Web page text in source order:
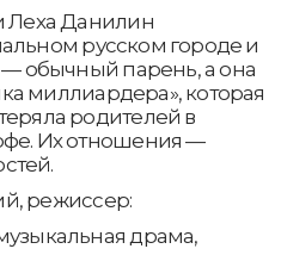
Леха Данилин
русском городе и
обычный парень, а она
миллиардера», которая
родителей в
Их отношения —
режиссер:
драма,